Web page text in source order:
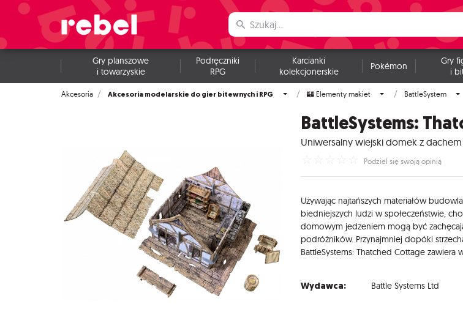
Gry planszowe
i towarzyskie
Podręczniki
RPG
Karcianki
kolekcjonerskie
Pokémon
Gry
i
Akcesoria Akcesoria modelarskie do gier bitewnych i RPG 🏰 Elementy makiet BattleSystem
BattleSystems:
Uniwersalny wiejski domek z
Podziel się swoją opinią
Używając najtańszych materiałów
biedniejszych ludzi w społeczeństwie,
domowym jedzeniem mogą być
podróżników. Przynajmniej dopóki
Wydawca: Battle Systems Ltd